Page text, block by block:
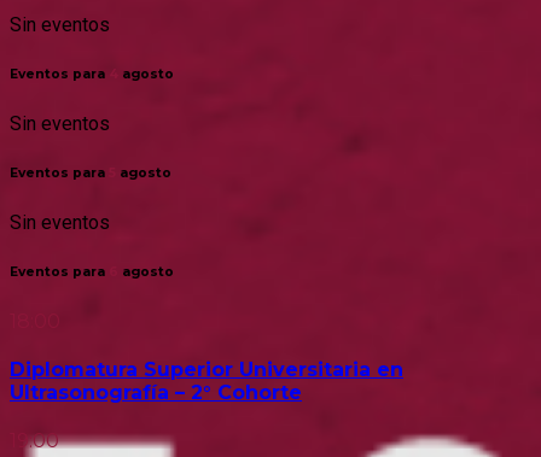
Sin eventos
Eventos para 4 agosto
Sin eventos
Eventos para agosto
Sin eventos
Eventos para agosto
Diplomatura Superior Universitaria en
Ultrasonografía – 2° Cohorte
19:00